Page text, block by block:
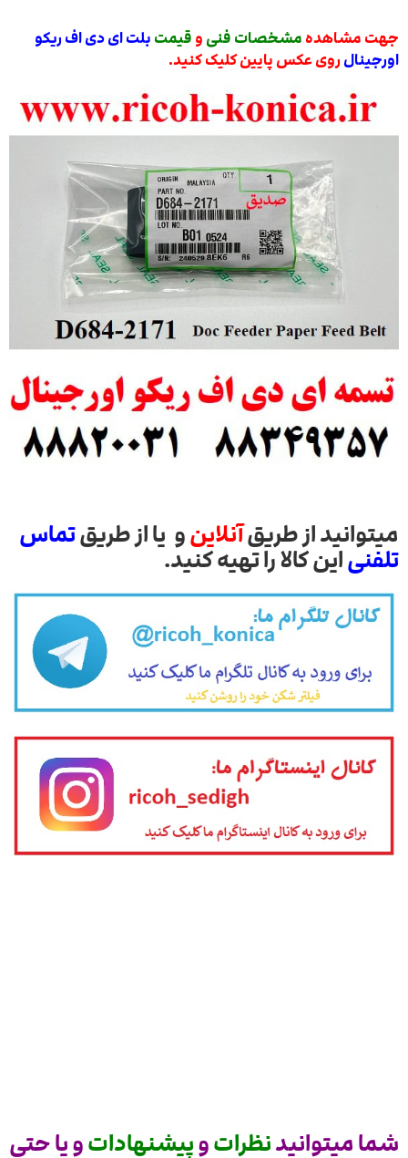
جهت مشاهده مشخصات فنی و قیمت بلت ای دی اف ریکو
اورجینال روی عکس پایین کلیک کنید.
میتوانید از طریقآنلاینو یا از طریقتماس
تلفنیاین کالا را تهیه کنید.
شما میتوانیدنظراتوپیشنهاداتو یا حتی